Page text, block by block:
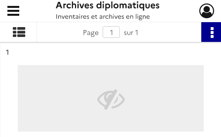
Archives diplomatiques
Ouvrir le menu déroulant
Page
sur 1
n°
1